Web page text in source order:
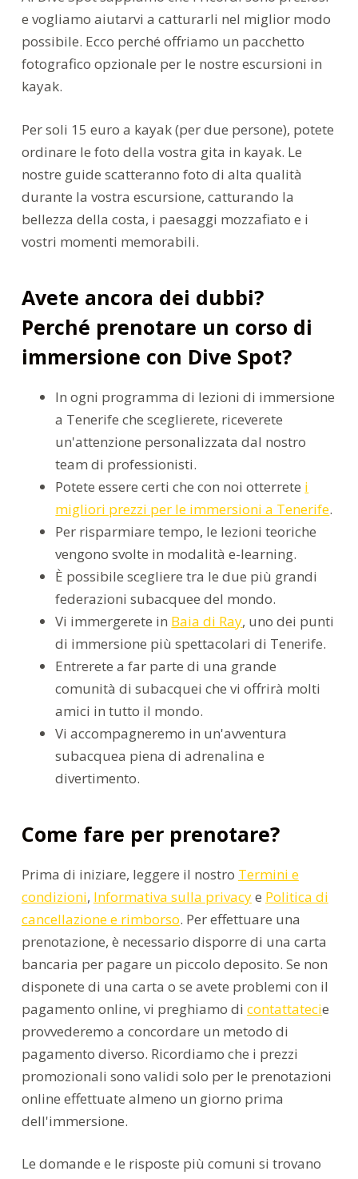
e vogliamo aiutarvi a catturarli nel miglior modo
possibile. Ecco perché offriamo un pacchetto
fotografico opzionale per le nostre escursioni in
kayak.
Per soli 15 euro a kayak (per due persone), potete
ordinare le foto della vostra gita in kayak. Le
nostre guide scatteranno foto di alta qualità
durante la vostra escursione, catturando la
bellezza della costa, i paesaggi mozzafiato e i
vostri momenti memorabili.
Avete ancora dei dubbi?
Perché prenotare un corso di
immersione con Dive Spot?
In ogni programma di lezioni di immersione
a Tenerife che sceglierete, riceverete
un'attenzione personalizzata dal nostro
team di professionisti.
Potete essere certi che con noi otterrete i
migliori prezzi per le immersioni a Tenerife.
Per risparmiare tempo, le lezioni teoriche
vengono svolte in modalità e-learning.
È possibile scegliere tra le due più grandi
federazioni subacquee del mondo.
Vi immergerete in Baia di Ray, uno dei punti
di immersione più spettacolari di Tenerife.
Entrerete a far parte di una grande
comunità di subacquei che vi offrirà molti
amici in tutto il mondo.
Vi accompagneremo in un'avventura
subacquea piena di adrenalina e
divertimento.
Come fare per prenotare?
Prima di iniziare, leggere il nostro Termini e
condizioni, Informativa sulla privacye Politica di
cancellazione e rimborso. Per effettuare una
prenotazione, è necessario disporre di una carta
bancaria per pagare un piccolo deposito. Se non
disponete di una carta o se avete problemi con il
pagamento online, vi preghiamo di contattatecie
provvederemo a concordare un metodo di
pagamento diverso. Ricordiamo che i prezzi
promozionali sono validi solo per le prenotazioni
online effettuate almeno un giorno prima
dell'immersione.
Le domande e le risposte più comuni si trovano